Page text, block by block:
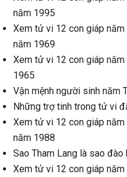
năm 1995
Xem tử vi 12 con giáp
năm 1969
Xem tử vi 12 con giáp
1965
Vận mệnh người sinh năm
Những trợ tinh trong tử vi
Xem tử vi 12 con giáp
năm 1988
Sao Tham Lang là sao
Xem tử vi 12 con giáp